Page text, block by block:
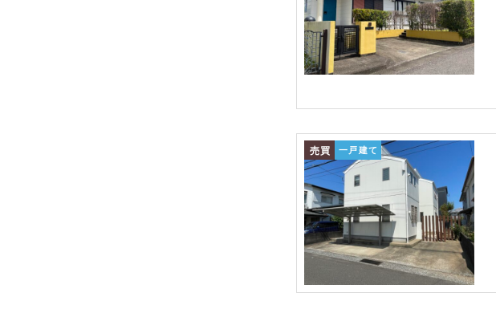
売買 一戸建て